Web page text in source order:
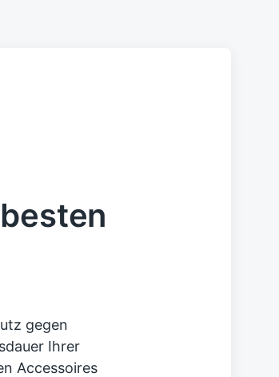
gegen
Ihrer
Accessoires